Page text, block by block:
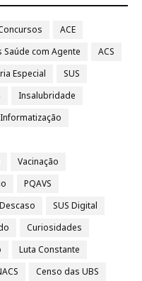
ACE
Saúde com Agente
ACS
Especial
SUS
Insalubridade
Informatização
Vacinação
PQAVS
Descaso
SUS Digital
Curiosidades
Luta Constante
Censo das UBS